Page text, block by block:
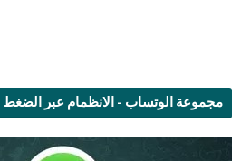
مجموعة الوتساب - الانظمام عبر